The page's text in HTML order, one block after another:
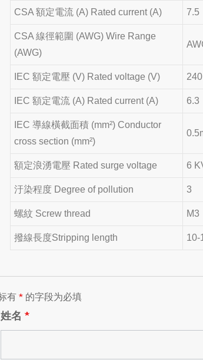
CSA 額定電流 (A) Rated current (A) 7.5
CSA 線徑範圍 (AWG) Wire Range
(AWG)
IEC 額定電壓 (V) Rated voltage (V) 240
IEC 額定電流 (A) Rated current (A) 6.3
IEC 導線橫截面積 (mm²) Conductor
cross section (mm²)
額定浪湧電壓 Rated surge voltage 6
汙染程度 Degree of pollution 3
螺紋 Screw thread M3
撥線長度Stripping length 10-
有 * 的字段为必填
姓名 *